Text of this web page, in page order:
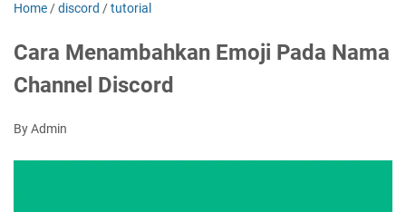
Home /discord /tutorial
Cara Menambahkan Emoji Pada Nama
Channel Discord
By Admin